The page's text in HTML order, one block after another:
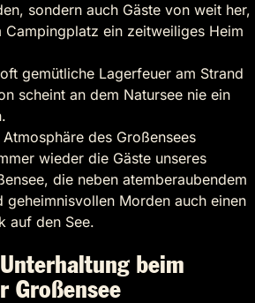
sondern auch Gäste von weit her,
ein zeitweiliges Heim
gemütliche Lagerfeuer am Strand
scheint an dem Natursee nie ein
des Großensees
wieder die Gäste unseres
die neben atemberaubendem
geheimnisvollen Morden auch einen
auf den See.
beim
Großensee